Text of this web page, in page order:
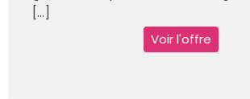
[...]
Voir l'offre